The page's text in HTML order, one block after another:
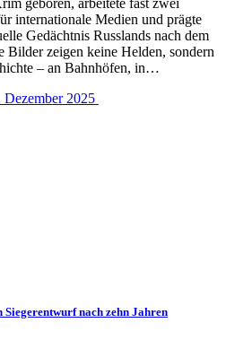
geboren, arbeitete fast zwei
internationale Medien und prägte
Gedächtnis Russlands nach dem
Bilder zeigen keine Helden, sondern
– an Bahnhöfen, in…
Dezember 2025
nach zehn Jahren